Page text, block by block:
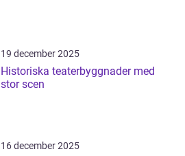
19 december 2025
Historiska teaterbyggnader med
stor scen
16 december 2025